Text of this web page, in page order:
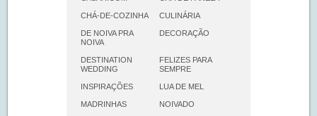
CHÁ-DE-COZINHA CULINÁRIA
DE NOIVA PRA
NOIVA
DECORAÇÃO
DESTINATION
WEDDING
FELIZES PARA
SEMPRE
INSPIRAÇÕES LUA DE MEL
MADRINHAS NOIVADO